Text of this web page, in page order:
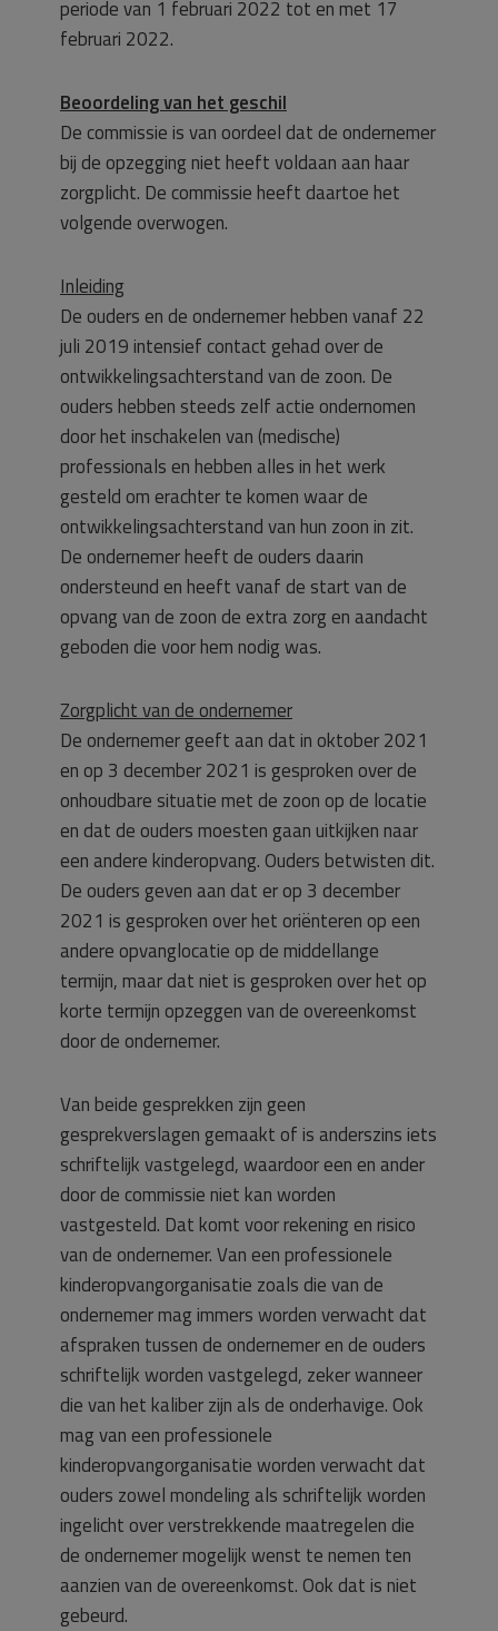
periode van 1 februari 2022 tot en met 17
februari 2022.
Beoordeling van het geschil
De commissie is van oordeel dat de ondernemer
bij de opzegging niet heeft voldaan aan haar
zorgplicht. De commissie heeft daartoe het
volgende overwogen.
Inleiding
De ouders en de ondernemer hebben vanaf 22
juli 2019 intensief contact gehad over de
ontwikkelingsachterstand van de zoon. De
ouders hebben steeds zelf actie ondernomen
door het inschakelen van (medische)
professionals en hebben alles in het werk
gesteld om erachter te komen waar de
ontwikkelingsachterstand van hun zoon in zit.
De ondernemer heeft de ouders daarin
ondersteund en heeft vanaf de start van de
opvang van de zoon de extra zorg en aandacht
geboden die voor hem nodig was.
Zorgplicht van de ondernemer
De ondernemer geeft aan dat in oktober 2021
en op 3 december 2021 is gesproken over de
onhoudbare situatie met de zoon op de locatie
en dat de ouders moesten gaan uitkijken naar
een andere kinderopvang. Ouders betwisten dit.
De ouders geven aan dat er op 3 december
2021 is gesproken over het oriënteren op een
andere opvanglocatie op de middellange
termijn, maar dat niet is gesproken over het op
korte termijn opzeggen van de overeenkomst
door de ondernemer.
Van beide gesprekken zijn geen
gesprekverslagen gemaakt of is anderszins iets
schriftelijk vastgelegd, waardoor een en ander
door de commissie niet kan worden
vastgesteld. Dat komt voor rekening en risico
van de ondernemer. Van een professionele
kinderopvangorganisatie zoals die van de
ondernemer mag immers worden verwacht dat
afspraken tussen de ondernemer en de ouders
schriftelijk worden vastgelegd, zeker wanneer
die van het kaliber zijn als de onderhavige. Ook
mag van een professionele
kinderopvangorganisatie worden verwacht dat
ouders zowel mondeling als schriftelijk worden
ingelicht over verstrekkende maatregelen die
de ondernemer mogelijk wenst te nemen ten
aanzien van de overeenkomst. Ook dat is niet
gebeurd.